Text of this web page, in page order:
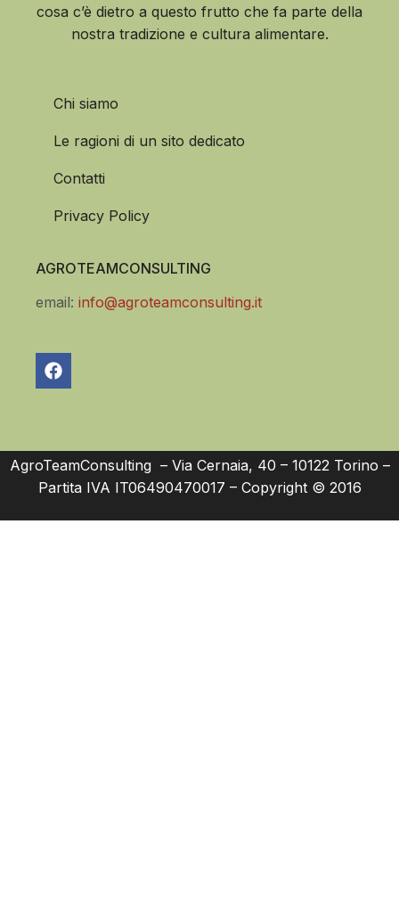
cosa c’è dietro a questo frutto che fa parte della
nostra tradizione e cultura alimentare.
Chi siamo
Le ragioni di un sito dedicato
Contatti
Privacy Policy
AGROTEAMCONSULTING
email: info@agroteamconsulting.it
AgroTeamConsulting – Via Cernaia, 40 – 10122 Torino –
Partita IVA IT06490470017 – Copyright © 2016